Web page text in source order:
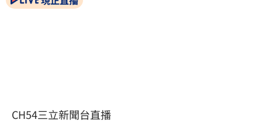
CH54三立新聞台直播